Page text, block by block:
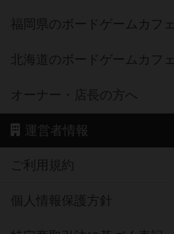
福岡県のボードゲームカフェ
北海道のボードゲームカフェ
オーナー・店長の方へ
運営者情報
ご利用規約
個人情報保護方針